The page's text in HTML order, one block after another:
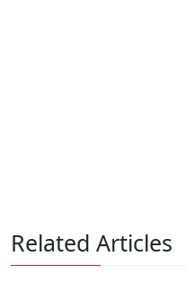
Related Articles